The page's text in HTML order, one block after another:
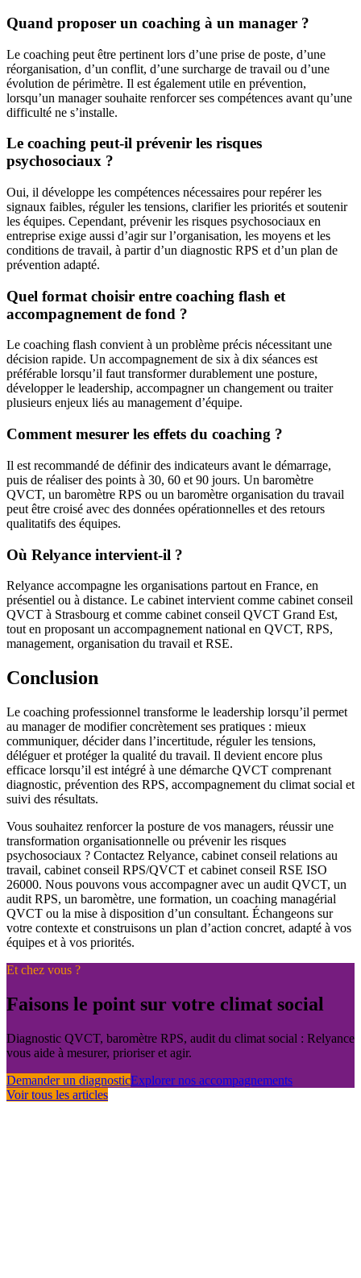
Quand proposer un coaching à un manager ?
Le coaching peut être pertinent lors d’une prise de poste, d’une
réorganisation, d’un conflit, d’une surcharge de travail ou d’une
évolution de périmètre. Il est également utile en prévention,
lorsqu’un manager souhaite renforcer ses compétences avant qu’une
difficulté ne s’installe.
Le coaching peut-il prévenir les risques
psychosociaux ?
Oui, il développe les compétences nécessaires pour repérer les
signaux faibles, réguler les tensions, clarifier les priorités et soutenir
les équipes. Cependant, prévenir les risques psychosociaux en
entreprise exige aussi d’agir sur l’organisation, les moyens et les
conditions de travail, à partir d’un diagnostic RPS et d’un plan de
prévention adapté.
Quel format choisir entre coaching flash et
accompagnement de fond ?
Le coaching flash convient à un problème précis nécessitant une
décision rapide. Un accompagnement de six à dix séances est
préférable lorsqu’il faut transformer durablement une posture,
développer le leadership, accompagner un changement ou traiter
plusieurs enjeux liés au management d’équipe.
Comment mesurer les effets du coaching ?
Il est recommandé de définir des indicateurs avant le démarrage,
puis de réaliser des points à 30, 60 et 90 jours. Un baromètre
QVCT, un baromètre RPS ou un baromètre organisation du travail
peut être croisé avec des données opérationnelles et des retours
qualitatifs des équipes.
Où Relyance intervient-il ?
Relyance accompagne les organisations partout en France, en
présentiel ou à distance. Le cabinet intervient comme cabinet conseil
QVCT à Strasbourg et comme cabinet conseil QVCT Grand Est,
tout en proposant un accompagnement national en QVCT, RPS,
management, organisation du travail et RSE.
Conclusion
Le coaching professionnel transforme le leadership lorsqu’il permet
au manager de modifier concrètement ses pratiques : mieux
communiquer, décider dans l’incertitude, réguler les tensions,
déléguer et protéger la qualité du travail. Il devient encore plus
efficace lorsqu’il est intégré à une démarche QVCT comprenant
diagnostic, prévention des RPS, accompagnement du climat social et
suivi des résultats.
Vous souhaitez renforcer la posture de vos managers, réussir une
transformation organisationnelle ou prévenir les risques
psychosociaux ? Contactez Relyance, cabinet conseil relations au
travail, cabinet conseil RPS/QVCT et cabinet conseil RSE ISO
26000. Nous pouvons vous accompagner avec un audit QVCT, un
audit RPS, un baromètre, une formation, un coaching managérial
QVCT ou la mise à disposition d’un consultant. Échangeons sur
votre contexte et construisons un plan d’action concret, adapté à vos
équipes et à vos priorités.
Et chez vous ?
Faisons le point sur votre climat social
Diagnostic QVCT, baromètre RPS, audit du climat social : Relyance
vous aide à mesurer, prioriser et agir.
Demander un diagnosticExplorer nos accompagnements
Voir tous les articles